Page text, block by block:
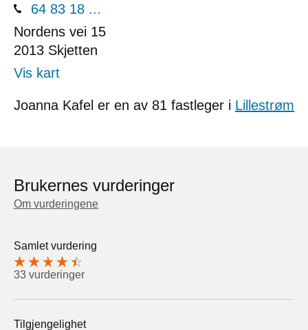
64 83 18 ...
Nordens vei 15
2013 Skjetten
Vis kart
Joanna Kafel er en av 81 fastleger i Lillestrøm
Brukernes vurderinger
Om vurderingene
Samlet vurdering
33 vurderinger
Tilgjengelighet